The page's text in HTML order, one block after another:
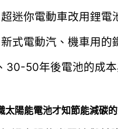
迷你電動車改用鋰電
式電動汽、機車用的
30-50年後電池的成
太陽能電池才知節能減碳